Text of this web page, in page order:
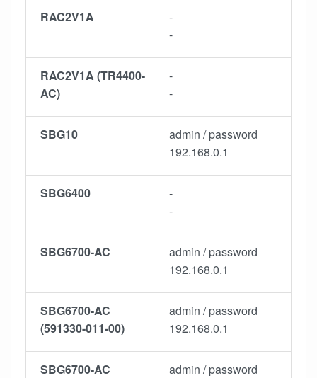
RAC2V1A
-
-
RAC2V1A (TR4400-
AC)
-
-
SBG10
admin / password
192.168.0.1
SBG6400
-
-
SBG6700-AC
admin / password
192.168.0.1
SBG6700-AC
(591330-011-00)
admin / password
192.168.0.1
SBG6700-AC
admin / password